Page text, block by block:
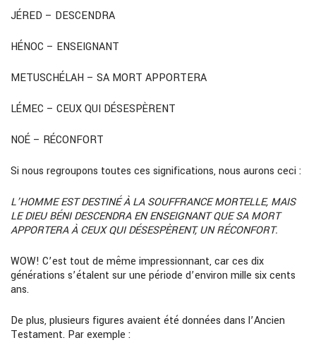
JÉRED – DESCENDRA
HÉNOC – ENSEIGNANT
METUSCHÉLAH – SA MORT APPORTERA
LÉMEC – CEUX QUI DÉSESPÈRENT
NOÉ – RÉCONFORT
Si nous regroupons toutes ces significations, nous aurons ceci :
L’HOMME EST DESTINÉ À LA SOUFFRANCE MORTELLE, MAIS
LE DIEU BÉNI DESCENDRA EN ENSEIGNANT QUE SA MORT
APPORTERA À CEUX QUI DÉSESPÈRENT, UN RÉCONFORT.
WOW! C’est tout de même impressionnant, car ces dix
générations s’étalent sur une période d’environ mille six cents
ans.
De plus, plusieurs figures avaient été données dans l’Ancien
Testament. Par exemple :